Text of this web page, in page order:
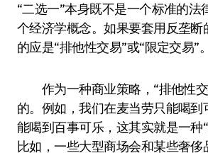
“二选一”本身既不是一个标准的法
个经济学概念。如果要套用反垄断
的应是“排他性交易”或“限定交易”。
作为一种商业策略，“排他性交
的。例如，我们在麦当劳只能喝到
能喝到百事可乐，这其实就是一种
比如，一些大型商场会和某些奢侈